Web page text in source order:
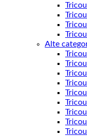
Alte